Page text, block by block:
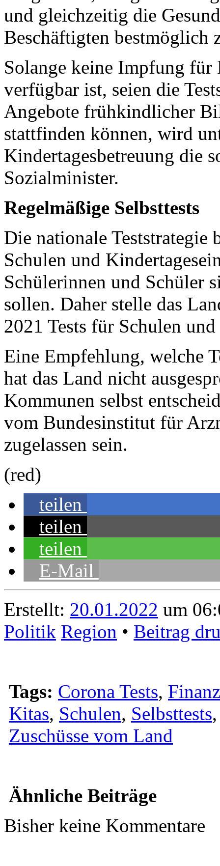
und gleichzeitig die
Beschäftigten bestmöglich
Solange keine Impfung
verfügbar ist, seien die
Angebote frühkindlicher
stattfinden können, wird
Kindertagesbetreuung die
Sozialminister.
Regelmäßige Selbsttests
Die nationale Teststrategie
Schulen und
Schülerinnen und Schüler
sollen. Daher stelle das
2021 Tests für Schulen
Eine Empfehlung, welche
hat das Land nicht
Kommunen selbst
vom Bundesinstitut für
zugelassen sein.
(red)
teilen
teilen
teilen
E-Mail
Erstellt: 20.01.2022 um
Politik Region • Beitrag
Tags: Corona Tests,
Kitas, Schulen, Selbsttests
Zuschüsse vom Land
Ähnliche Beiträge
Bisher keine Kommentare